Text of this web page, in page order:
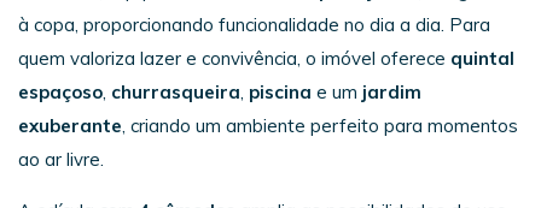
à copa, proporcionando funcionalidade no dia a dia. Para
quem valoriza lazer e convivência, o imóvel oferece quintal
espaçoso, churrasqueira, piscina e um jardim
exuberante, criando um ambiente perfeito para momentos
ao ar livre.